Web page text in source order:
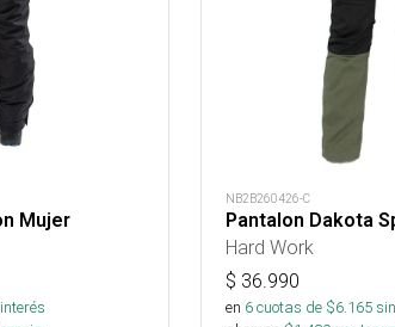
Mujer
NB2B260426-C
Pantalon Dakota
Hard Work
$ 36.990
en 6cuotas de $6.165